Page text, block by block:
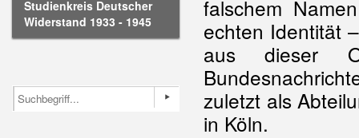
Studienkreis Deutscher
Widerstand 1933 - 1945
falschem
echten Identität
aus dieser
zuletzt als
in Köln.